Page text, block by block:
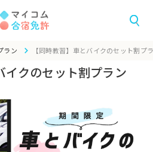
ラン 【同時教習】車とバイクのセット割プ
イクのセット割プラン